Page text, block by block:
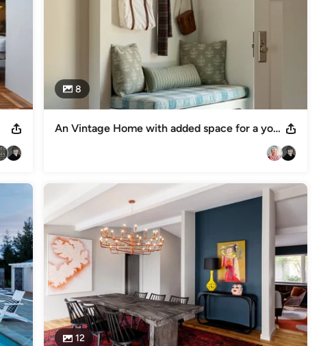
8
An Vintage Home with added space for a young family
12